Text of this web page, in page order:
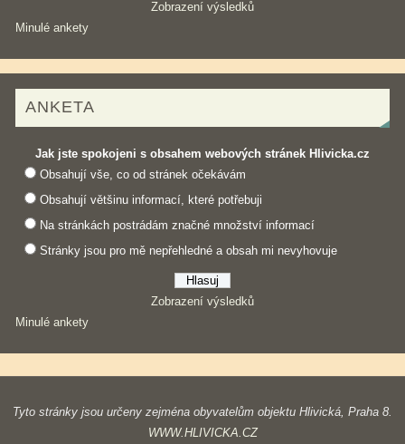
Zobrazení výsledků
Minulé ankety
ANKETA
Jak jste spokojeni s obsahem webových stránek Hlivicka.cz
Obsahují vše, co od stránek očekávám
Obsahují většinu informací, které potřebuji
Na stránkách postrádám značné množství informací
Stránky jsou pro mě nepřehledné a obsah mi nevyhovuje
Zobrazení výsledků
Minulé ankety
Tyto stránky jsou určeny zejména obyvatelům objektu Hlivická, Praha 8.
WWW.HLIVICKA.CZ